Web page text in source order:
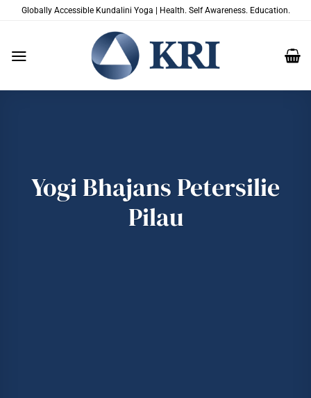
ZumGlobally Accessible Kundalini Yoga | Health. Self Awareness. Education.
Yogi Bhajans Petersilie
Pilau